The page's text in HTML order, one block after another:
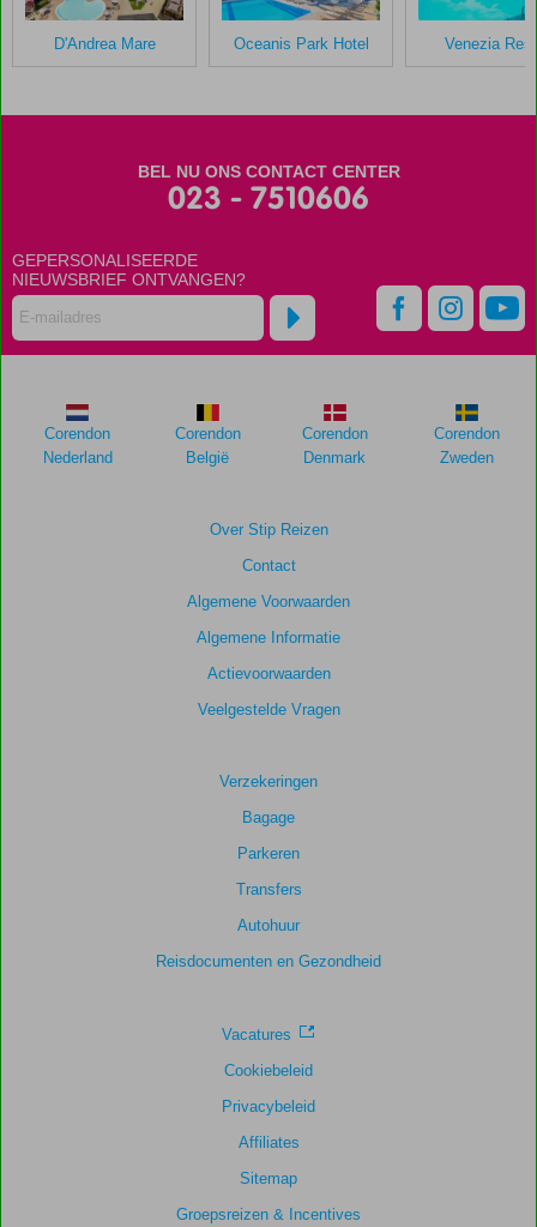
verblijf
48
maanden
worden
meer
om
de
relevantie
9,0
Kamers
Kindvriendelijk
8,3
D'Andrea Mare Oceanis Park Hotel Venezia
BEL NU ONS CONTACT CENTER
023 - 7510606
GEPERSONALISEERDE
NIEUWSBRIEF ONTVANGEN?
Over Stip Reizen
Contact
Algemene Voorwaarden
Algemene Informatie
Actievoorwaarden
Veelgestelde Vragen
Verzekeringen
Bagage
Parkeren
Transfers
Autohuur
Reisdocumenten en Gezondheid
Vacatures
Cookiebeleid
Privacybeleid
Affiliates
Sitemap
Groepsreizen & Incentives
Corendon
Nederland
Corendon
België
Corendon
Denmark
Corendon
Zweden